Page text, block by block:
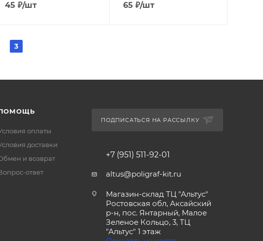
45 ₽/шт 65 ₽/шт
3
оплаты
доставки
и возврат
ответ
ПОДПИСАТЬСЯ НА РАССЫЛКУ
+7 (951) 511-92-01
altus@poligraf-kit.ru
Магазин-склад ТЦ "Альтус"
Ростовская обл, Аксайский
р-н, пос. Янтарный, Малое
Зеленое Кольцо, 3, ТЦ
"Альтус" 1 этаж